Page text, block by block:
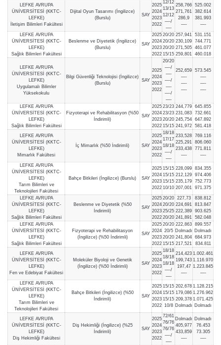
LEFKE AVRUPA
ÜNİVERSİTESİ (KKTC-
LEFKE)
İletişim Bilimleri Fakültesi
Dijital Oyun Tasarımı (İngilizce)
(Burslu)
SAY
2025
2024
2023
2022
12/12
13/13
12/12
—-/
—-
258,766
271,761
286,9
—-
525.002
382.614
381.993
—-
LEFKE AVRUPA
ÜNİVERSİTESİ (KKTC-
LEFKE)
Sağlık Bilimleri Fakültesi
Beslenme ve Diyetetik (İngilizce)
(Burslu)
SAY
2025
2024
2023
2022
20/20
20/20
20/20
15/15
257,941
230,109
271,505
259,801
531.151
744.771
461.077
460.018
LEFKE AVRUPA
ÜNİVERSİTESİ (KKTC-
LEFKE)
Uygulamalı Bilimler
Yüksekokulu
Bilgi Güvenliği Teknolojisi (İngilizce)
(Burslu)
SAY
2025
2024
2023
2022
20/20
—-/
—-
—-/
—-
—-/
—-
252,659
—-
—-
—-
573.545
—-
—-
—-
LEFKE AVRUPA
ÜNİVERSİTESİ (KKTC-
LEFKE)
Sağlık Bilimleri Fakültesi
Fizyoterapi ve Rehabilitasyon (%50
İndirimli)
SAY
2025
2024
2023
2022
23/23
23/23
20/20
15/15
244,779
231,083
245,754
241,972
645.855
732.661
647.892
581.418
LEFKE AVRUPA
ÜNİVERSİTESİ (KKTC-
LEFKE)
Mimarlık Fakültesi
İç Mimarlık (%50 İndirimli) SAY
2025
2024
2023
2022
18/18
17/17
18/18
—-/
—-
233,528
225,291
233,438
—-
769.116
806.060
771.811
—-
LEFKE AVRUPA
ÜNİVERSİTESİ (KKTC-
LEFKE)
Tarım Bilimleri ve
Teknolojileri Fakültesi
Bahçe Bitkileri (İngilizce) (Burslu) SAY
2025
2024
2023
2022
15/15
15/15
15/15
10/10
228,099
212,129
235,179
207,001
834.355
974.406
752.773
971.375
LEFKE AVRUPA
ÜNİVERSİTESİ (KKTC-
LEFKE)
Sağlık Bilimleri Fakültesi
Beslenme ve Diyetetik (%50
İndirimli)
SAY
2025
2024
2023
2022
20/20
20/20
25/25
20/20
227,73
224,691
222,389
241,891
838.812
813.847
903.625
582.048
LEFKE AVRUPA
ÜNİVERSİTESİ (KKTC-
LEFKE)
Sağlık Bilimleri Fakültesi
Fizyoterapi ve Rehabilitasyon
(İngilizce) (%50 İndirimli)
SAY
2025
2024
2023
2022
20/20
20/5
20/20
15/15
222,863
Dolmadı
241,804
217,521
899.557
Dolmadı
684.973
834.811
LEFKE AVRUPA
ÜNİVERSİTESİ (KKTC-
LEFKE)
Fen ve Edebiyat Fakültesi
Moleküler Biyoloji ve Genetik
(İngilizce) (%50 İndirimli)
SAY
2025
2024
2023
2022
18/18
18/18
18/18
—-/
—-
214,423
199,743
197,47
—-
1.002.461
1.116.970
1.223.845
—-
LEFKE AVRUPA
ÜNİVERSİTESİ (KKTC-
LEFKE)
Tarım Bilimleri ve
Teknolojileri Fakültesi
Bahçe Bitkileri (İngilizce) (%50
İndirimli)
SAY
2025
2024
2023
2022
15/15
15/15
15/15
10/8
202,678
179,086
209,378
Dolmadı
1.128.215
1.276.962
1.071.425
Dolmadı
LEFKE AVRUPA
ÜNİVERSİTESİ (KKTC-
LEFKE)
Diş Hekimliği Fakültesi
Diş Hekimliği (İngilizce) (%25
İndirimli)
SAY
2025
2024
2023
2022
72/61
76/76
76/76
—-/
—-
Dolmadı
405,977
433,859
—-
Dolmadı
76.453
73.305
—-